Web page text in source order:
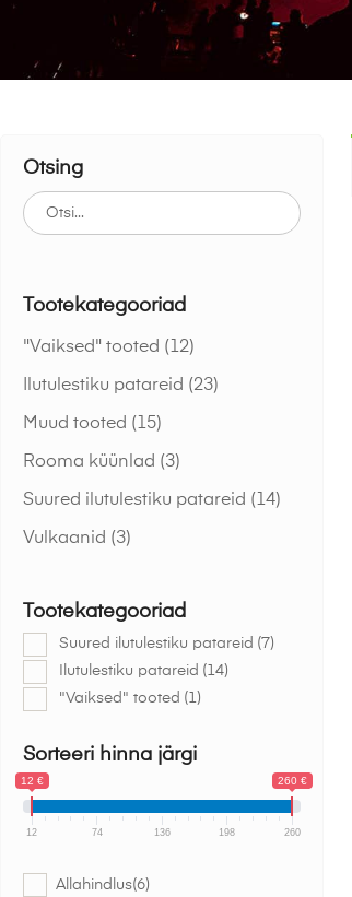
Otsing
Tootekategooriad
"Vaiksed" tooted (12)
Ilutulestiku patareid (23)
Muud tooted (15)
Rooma küünlad (3)
Suured ilutulestiku patareid (14)
Vulkaanid (3)
Tootekategooriad
Suured ilutulestiku patareid (7)
Ilutulestiku patareid (14)
"Vaiksed" tooted (1)
Sorteeri hinna järgi
12 € 260 €
12 74 136 198 260
Allahindlus(6)